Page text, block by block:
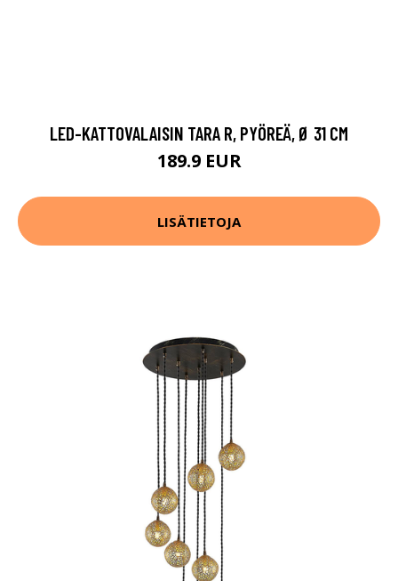
LED-KATTOVALAISIN TARA R, PYÖREÄ, Ø 31 CM
189.9 EUR
LISÄTIETOJA